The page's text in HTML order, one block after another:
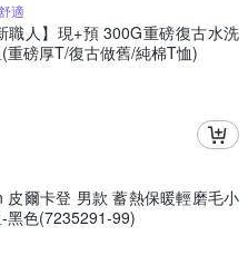
適
職人】現+預 300G重磅復古水洗
重磅厚T/復古做舊/純棉T恤)
皮爾卡登 男款 蓄熱保暖輕磨毛小
黑色(7235291-99)